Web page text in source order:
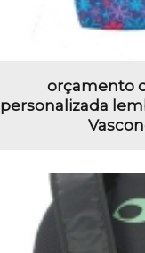
orçamento
personalizada